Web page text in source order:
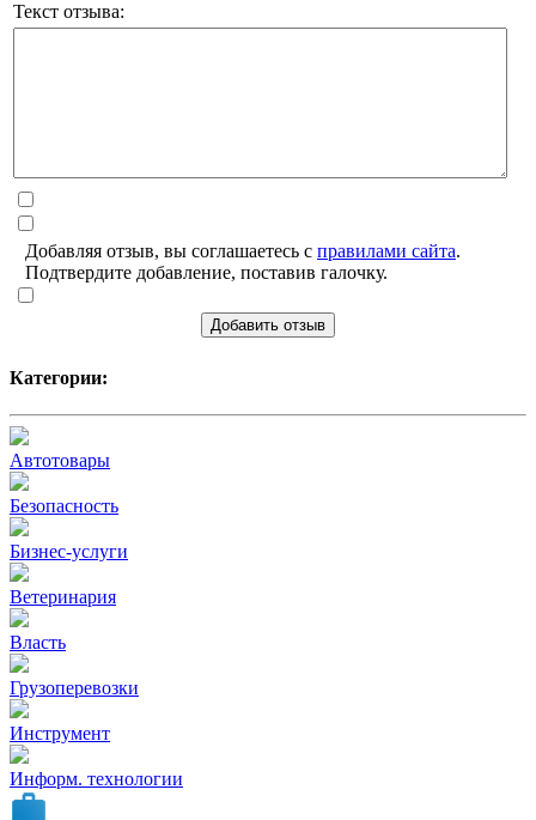
Текст отзыва:
Добавляя отзыв, вы соглашаетесь с правилами сайта.
Подтвердите добавление, поставив галочку.
Добавить отзыв
Категории:
Автотовары
Безопасность
Бизнес-услуги
Ветеринария
Власть
Грузоперевозки
Инструмент
Информ. технологии